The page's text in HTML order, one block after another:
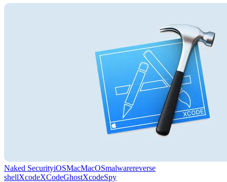
Naked SecurityiOSMacMacOSmalwarereverse
shellXcodeXCodeGhostXcodeSpy